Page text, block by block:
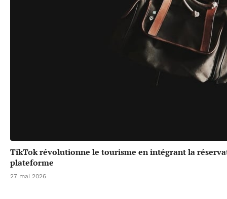
TikTok révolutionne le tourisme en intégrant la
plateforme
27 mai 2026